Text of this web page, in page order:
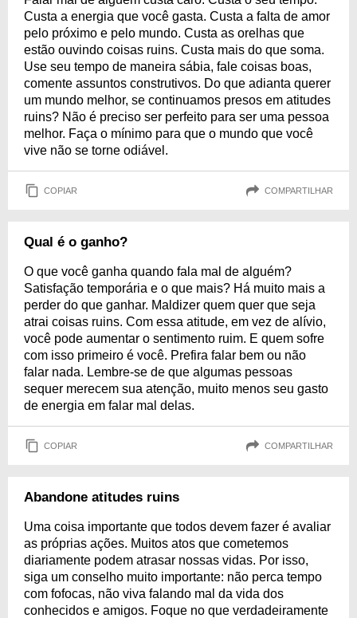
Custa a energia que você gasta. Custa a falta de amor
pelo próximo e pelo mundo. Custa as orelhas que
estão ouvindo coisas ruins. Custa mais do que soma.
Use seu tempo de maneira sábia, fale coisas boas,
comente assuntos construtivos. Do que adianta querer
um mundo melhor, se continuamos presos em atitudes
ruins? Não é preciso ser perfeito para ser uma pessoa
melhor. Faça o mínimo para que o mundo que você
vive não se torne odiável.
COPIAR COMPARTILHAR
Qual é o ganho?
O que você ganha quando fala mal de alguém?
Satisfação temporária e o que mais? Há muito mais a
perder do que ganhar. Maldizer quem quer que seja
atrai coisas ruins. Com essa atitude, em vez de alívio,
você pode aumentar o sentimento ruim. E quem sofre
com isso primeiro é você. Prefira falar bem ou não
falar nada. Lembre-se de que algumas pessoas
sequer merecem sua atenção, muito menos seu gasto
de energia em falar mal delas.
COPIAR COMPARTILHAR
Abandone atitudes ruins
Uma coisa importante que todos devem fazer é avaliar
as próprias ações. Muitos atos que cometemos
diariamente podem atrasar nossas vidas. Por isso,
siga um conselho muito importante: não perca tempo
com fofocas, não viva falando mal da vida dos
conhecidos e amigos. Foque no que verdadeiramente